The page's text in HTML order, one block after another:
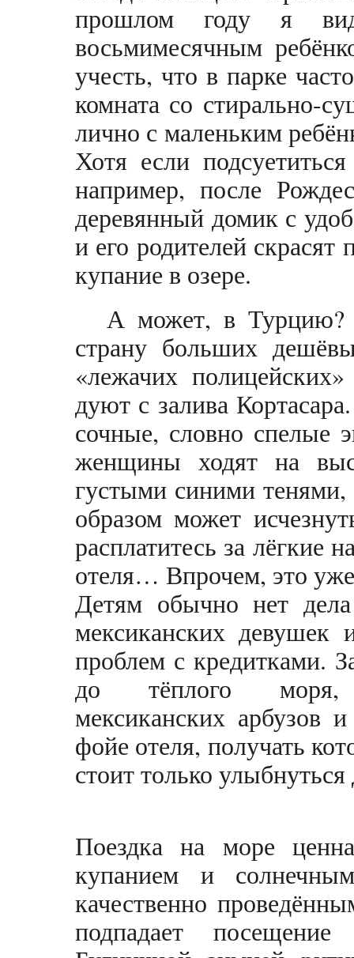
прошлом году я
восьмимесячным
учесть, что в парке
комната со стирально-
лично с маленьким
Хотя если
например, после
деревянный домик с
и его родителей
купание в озере.
А может, в
страну больших
«лежачих
дуют с залива
сочные, словно спелые
женщины ходят на
густыми синими
образом может
расплатитесь за лёгкие
отеля… Впрочем, это
Детям обычно нет
мексиканских девушек
проблем с кредитками.
до тёплого моря,
мексиканских арбузов
фойе отеля, получать
стоит только
Поездка на море
купанием и
качественно
подпадает